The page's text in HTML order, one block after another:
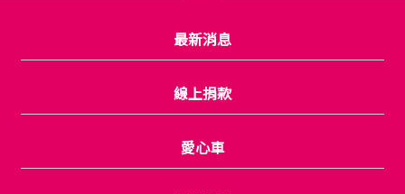
最新消息
線上捐款
愛心車